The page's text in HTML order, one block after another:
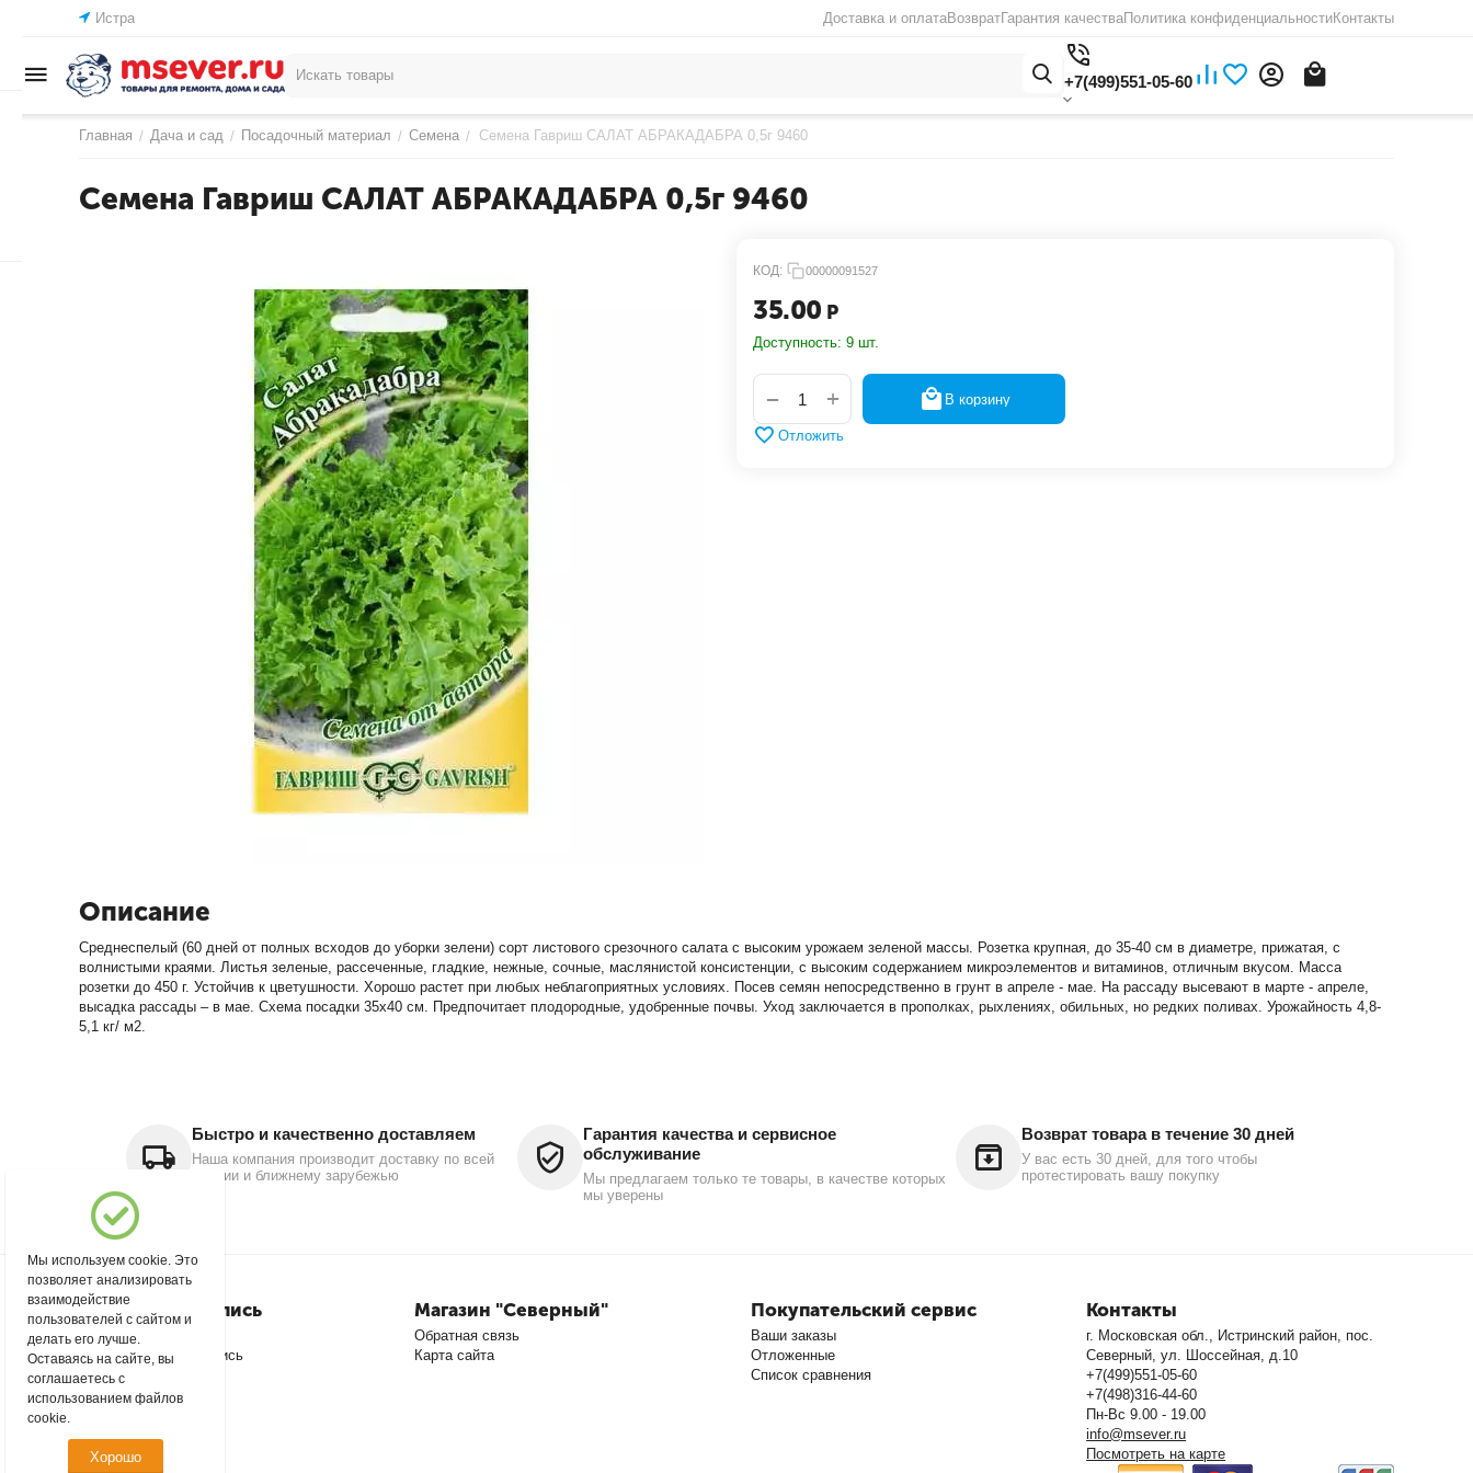
Истра Доставка и оплатаВозвратГарантия качестваПолитика конфиденциальностиКонтакты
+7(499)551-05-60
Главная / Дача и сад / Посадочный материал / Семена / Семена Гавриш САЛАТ АБРАКАДАБРА 0,5г 9460
Семена Гавриш САЛАТ АБРАКАДАБРА 0,5г 9460
КОД: 00000091527
35.00 Р
Доступность: 9 шт.
+
− В корзину
Отложить
Описание
Среднеспелый (60 дней от полных всходов до уборки зелени) сорт листового срезочного салата с высоким урожаем зеленой массы. Розетка крупная, до 35-40 см в диаметре, прижатая, с
волнистыми краями. Листья зеленые, рассеченные, гладкие, нежные, сочные, маслянистой консистенции, с высоким содержанием микроэлементов и витаминов, отличным вкусом. Масса
розетки до 450 г. Устойчив к цветушности. Хорошо растет при любых неблагоприятных условиях. Посев семян непосредственно в грунт в апреле - мае. На рассаду высевают в марте - апреле,
высадка рассады – в мае. Схема посадки 35x40 см. Предпочитает плодородные, удобренные почвы. Уход заключается в прополках, рыхлениях, обильных, но редких поливах. Урожайность 4,8-
5,1 кг/ м2.
Быстро и качественно доставляем
Наша компания производит доставку по всей
России и ближнему зарубежью
Гарантия качества и сервисное
обслуживание
Мы предлагаем только те товары, в качестве которых
мы уверены
Возврат товара в течение 30 дней
У вас есть 30 дней, для того чтобы
протестировать вашу покупку
Моя учетная запись
Войти
Создать учетную запись
Магазин "Северный"
Обратная связь
Карта сайта
Покупательский сервис
Ваши заказы
Отложенные
Список сравнения
Контакты
г. Московская обл., Истринский район, пос.
Северный, ул. Шоссейная, д.10
+7(499)551-05-60
+7(498)316-44-60
Пн-Вс 9.00 - 19.00
info@msever.ru
Посмотреть на карте
Мы используем cookie. Это
позволяет анализировать
взаимодействие
пользователей с сайтом и
делать его лучше.
Оставаясь на сайте, вы
соглашаетесь с
использованием файлов
cookie.
Хорошо